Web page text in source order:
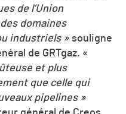
de l’Union
domaines
industriels » souligne
de GRTgaz. «
et plus
que celle qui
pipelines »